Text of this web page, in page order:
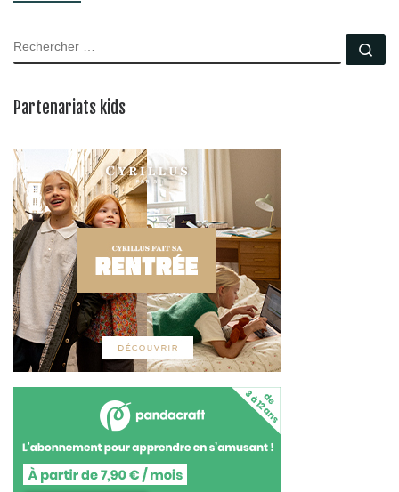
RECHERCHER
Partenariats kids